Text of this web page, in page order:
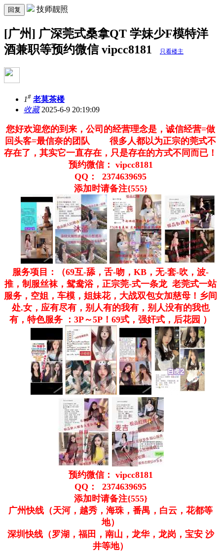
回复 技师靓照
[广州] 广深莞式桑拿QT 学妹少F模特洋
酒兼职等预约微信 vipcc8181
只看楼主
1# 老莫茶楼
收藏2025-6-9 20:19:09
您好欢迎您的到来，公司的经营理念是，诚信经营=做
回头客=最信奈的团队 很多人都以为正宗的莞式不
存在了，其实它一直存在，只是存在的方式不同而已！
预约微信： vipcc8181
QQ： 2374639695
添加时请备注{555}
服务项目：（69互-舔，舌-吻，KB，无-套-吹，波-
推，制服丝袜，鸳鸯浴，正宗莞-式一条龙 老莞式一站
服务，空姐，车模，姐妹花，大战双包女加慈母！乡间
处.女，应有尽有，别人有的我有，别人没有的我也
有，特色服务 ：3P～5P！69式，强奸式，后花园 ）
预约微信： vipcc8181
QQ： 2374639695
添加时请备注{555}
广州快线（天河，越秀，海珠，番禺，白云，花都等
地）
深圳快线（罗湖，福田，南山，龙华，龙岗，宝安 沙
井等地）